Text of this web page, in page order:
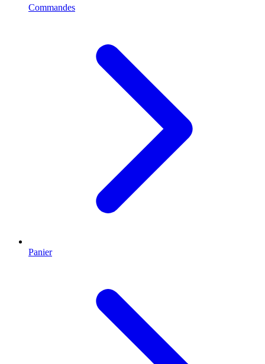
Commandes
Panier